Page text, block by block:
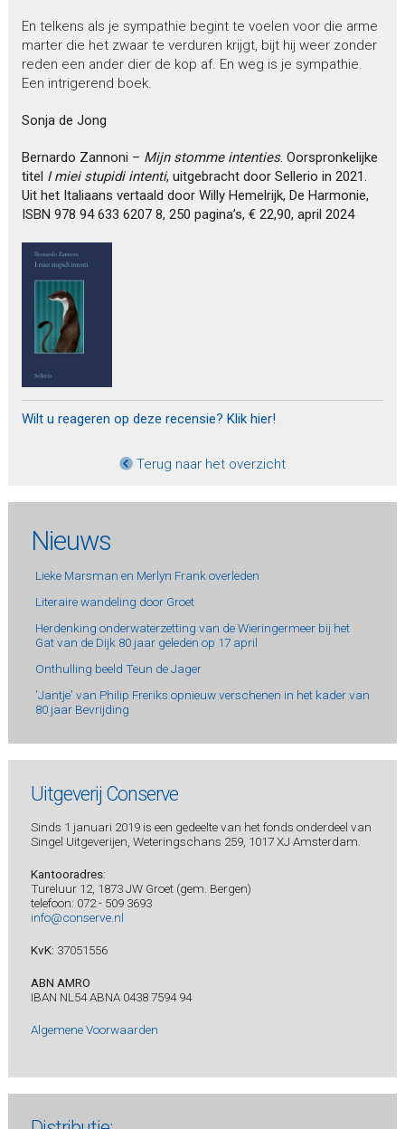
En telkens als je sympathie begint te voelen voor die arme
marter die het zwaar te verduren krijgt, bijt hij weer zonder
reden een ander dier de kop af. En weg is je sympathie.
Een intrigerend boek.
Sonja de Jong
Bernardo Zannoni – Mijn stomme intenties. Oorspronkelijke
titel I miei stupidi intenti, uitgebracht door Sellerio in 2021.
Uit het Italiaans vertaald door Willy Hemelrijk, De Harmonie,
ISBN 978 94 633 6207 8, 250 pagina’s, € 22,90, april 2024
Wilt u reageren op deze recensie? Klik hier!
Terug naar het overzicht
Nieuws
Lieke Marsman en Merlyn Frank overleden
Literaire wandeling door Groet
Herdenking onderwaterzetting van de Wieringermeer bij het
Gat van de Dijk 80 jaar geleden op 17 april
Onthulling beeld Teun de Jager
'Jantje' van Philip Freriks opnieuw verschenen in het kader van
80 jaar Bevrijding
Uitgeverij Conserve
Sinds 1 januari 2019 is een gedeelte van het fonds onderdeel van
Singel Uitgeverijen, Weteringschans 259, 1017 XJ Amsterdam.
Kantooradres:
Tureluur 12, 1873 JW Groet (gem. Bergen)
telefoon: 072 - 509 3693
info@conserve.nl
KvK: 37051556
ABN AMRO
IBAN NL54 ABNA 0438 7594 94
Algemene Voorwaarden